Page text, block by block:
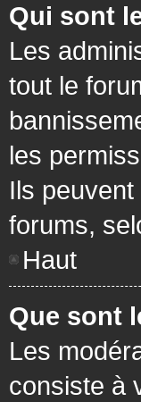
Qui sont
Les
tout le
les
Ils
forums,
Haut
Que sont
Les
consiste à